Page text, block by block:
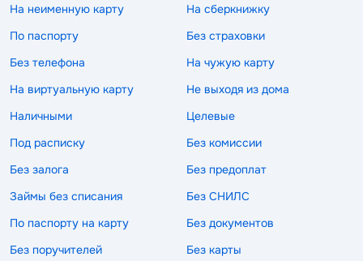
На неименную карту
На сберкнижку
По паспорту
Без страховки
Без телефона
На чужую карту
На виртуальную карту
Не выходя из дома
Наличными
Целевые
Под расписку
Без комиссии
Без залога
Без предоплат
Займы без списания
Без СНИЛС
По паспорту на карту
Без документов
Без поручителей
Без карты